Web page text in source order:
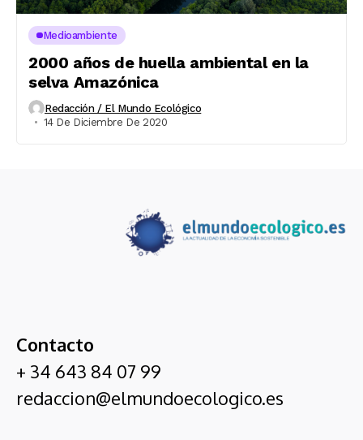
Medioambiente
2000 años de huella ambiental en la
selva Amazónica
Redacción / El Mundo Ecológico
14 De Diciembre De 2020
Contacto
+ 34 643 84 07 99
redaccion@elmundoecologico.es